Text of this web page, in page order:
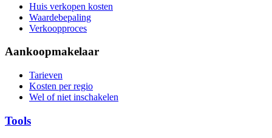
Huis verkopen kosten
Waardebepaling
Verkoopproces
Aankoopmakelaar
Tarieven
Kosten per regio
Wel of niet inschakelen
Tools